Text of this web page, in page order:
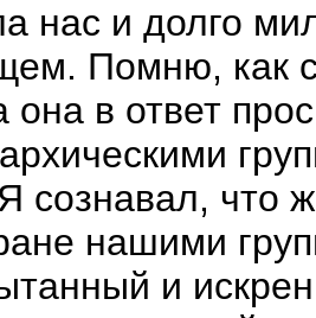
нас и долго
Помню, как
она в ответ
сознавал, что
нашими
и